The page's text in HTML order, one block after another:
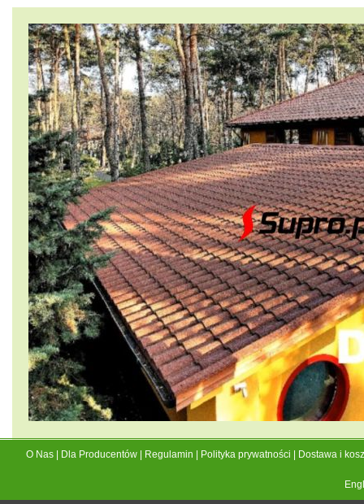
Gonty bitumiczne
Kasetony elewacyjne
Łupek
Okna Dachowe
Papy
Płytki cementowe
Płyty bitumiczne
Płyty warstwowe
Podbitka
Pokrycia z aluminium
Pokrycia z miedzi
Pokrycia z pcv
Pokrycia z tytan - cynku
Rynny
Zdjęcia Supro.pl
O Nas| Dla Producentów| Regulamin Polityka prywatności Dostawa i